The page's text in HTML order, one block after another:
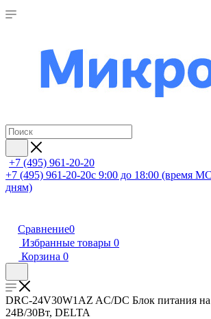
+7 (495) 961-20-20
+7 (495) 961-20-20с 9:00 до 18:00 (время
дням)
Сравнение0
Избранные товары 0
Корзина 0
DRC-24V30W1AZ AC/DC Блок питания
24В/30Вт, DELTA